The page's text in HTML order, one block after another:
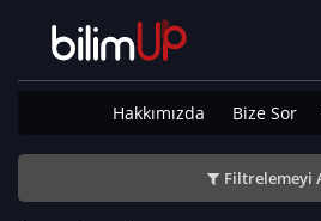
Hakkımızda Bize Sor
Filtrelemeyi